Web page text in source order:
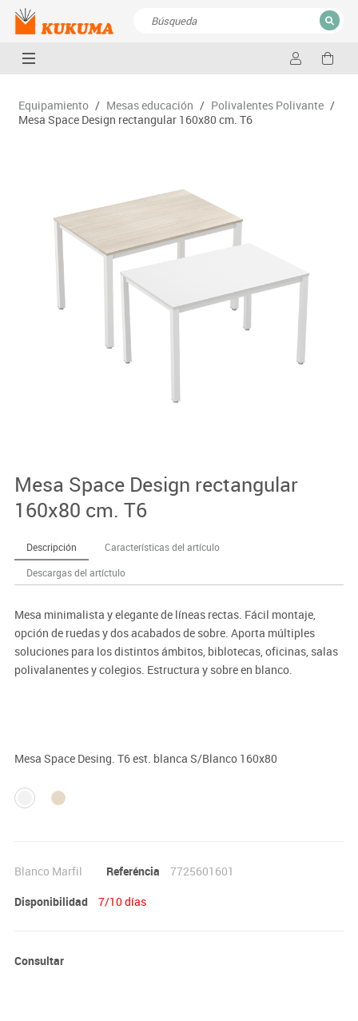
CERRAR
Equipamiento / Mesas educación / Polivalentes Polivante /
Mesa Space Design rectangular 160x80 cm. T6
Mesa Space Design rectangular
160x80 cm. T6
Descripción
Características del artículo
Descargas del artíctulo
Mesa minimalista y elegante de líneas rectas. Fácil montaje,
opción de ruedas y dos acabados de sobre. Aporta múltiples
soluciones para los distintos ámbitos, biblotecas, oficinas, salas
polivalanentes y colegios. Estructura y sobre en blanco.
Mesa Space Desing. T6 est. blanca S/Blanco 160x80
Blanco Marfil Referéncia
7725601601
Disponibilidad
7/10 días
Consultar